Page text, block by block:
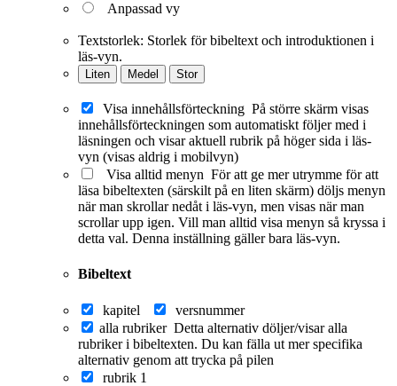
Anpassad vy
Textstorlek: Storlek för bibeltext och introduktionen i
läs-vyn.
Liten Medel Stor
Visa innehållsförteckning På större skärm visas
innehållsförteckningen som automatiskt följer med i
läsningen och visar aktuell rubrik på höger sida i läs-
vyn (visas aldrig i mobilvyn)
Visa alltid menyn För att ge mer utrymme för att
läsa bibeltexten (särskilt på en liten skärm) döljs menyn
när man skrollar nedåt i läs-vyn, men visas när man
scrollar upp igen. Vill man alltid visa menyn så kryssa i
detta val. Denna inställning gäller bara läs-vyn.
Bibeltext
kapitel
versnummer
alla rubriker Detta alternativ döljer/visar alla
rubriker i bibeltexten. Du kan fälla ut mer specifika
alternativ genom att trycka på pilen
rubrik 1